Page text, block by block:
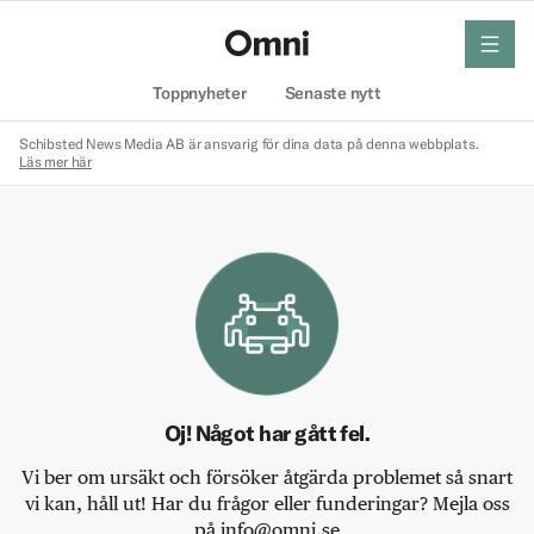
Toppnyheter Senaste nytt
meny
Schibsted News Media AB är ansvarig för dina data på denna webbplats.
Läs mer här
Oj! Något har gått fel.
Vi ber om ursäkt och försöker åtgärda problemet så snart
vi kan, håll ut! Har du frågor eller funderingar? Mejla oss